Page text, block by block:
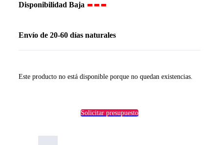
Disponibilidad Baja
Envío de 20-60 días naturales
Este producto no está disponible porque no quedan existencias.
Solicitar presupuesto